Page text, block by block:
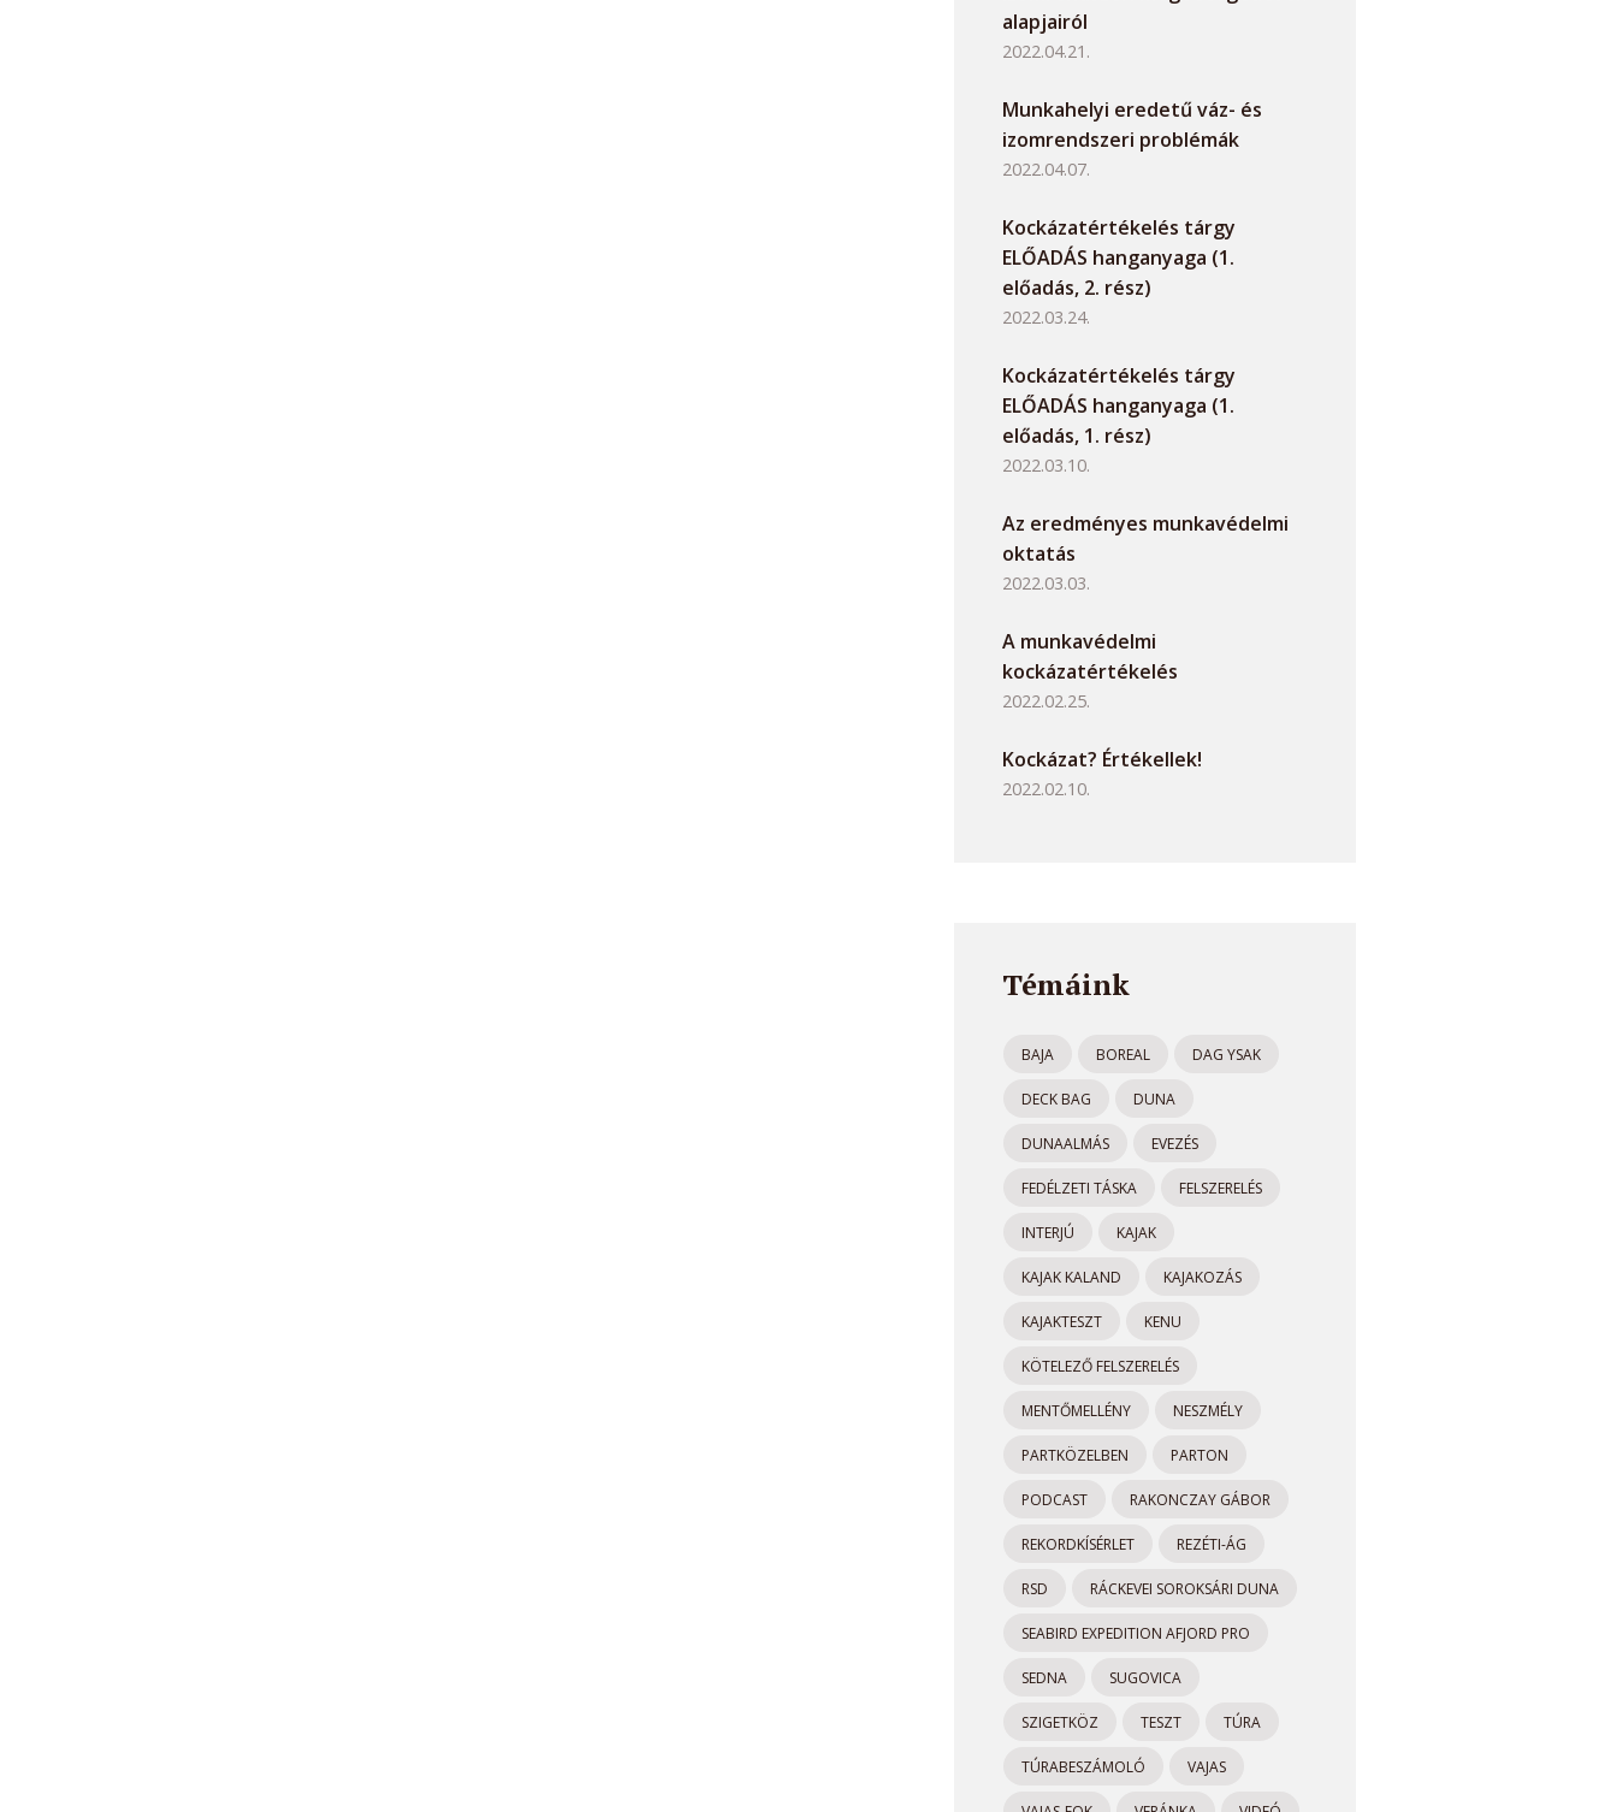
alapjairól
2022.04.21.
Munkahelyi eredetű váz- és
izomrendszeri problémák
2022.04.07.
Kockázatértékelés tárgy
ELŐADÁS hanganyaga (1.
előadás, 2. rész)
2022.03.24.
Kockázatértékelés tárgy
ELŐADÁS hanganyaga (1.
előadás, 1. rész)
2022.03.10.
Az eredményes munkavédelmi
oktatás
2022.03.03.
A munkavédelmi
kockázatértékelés
2022.02.25.
Kockázat? Értékellek!
2022.02.10.
Témáink
BAJA BOREAL DAG YSAK
DECK BAG DUNA
DUNAALMÁS EVEZÉS
FEDÉLZETI TÁSKA FELSZERELÉS
INTERJÚ KAJAK
KAJAK KALAND KAJAKOZÁS
KAJAKTESZT KENU
KÖTELEZŐ FELSZERELÉS
MENTŐMELLÉNY NESZMÉLY
PARTKÖZELBEN PARTON
PODCAST RAKONCZAY GÁBOR
REKORDKÍSÉRLET REZÉTI-ÁG
RSD RÁCKEVEI SOROKSÁRI DUNA
SEABIRD EXPEDITION AFJORD PRO
SEDNA SUGOVICA
SZIGETKÖZ TESZT TÚRA
TÚRABESZÁMOLÓ VAJAS